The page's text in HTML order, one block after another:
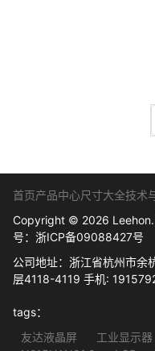
首页产品中心尺寸大全技术
Copyright © 2026 Leehon.
号： 浙ICP备09088427号
公司地址：浙江省杭州市余
层4118-4119 手机:
tags：
友达液晶屏
工业显示器